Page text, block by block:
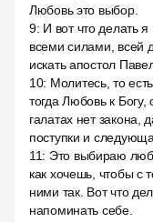
Любовь это выбор.
9: И вот что делать
всеми силами, всей
искать апостол
10: Молитесь, то
тогда Любовь к
галатах нет закона,
поступки и
11: Это выбираю
как хочешь, чтобы с
ними так. Вот что
напоминать себе.